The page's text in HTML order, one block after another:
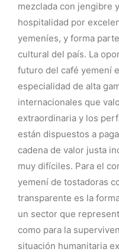
mezclada con jengibre
hospitalidad por
yemeníes, y forma
cultural del país. La
futuro del café yemení
especialidad de alta
internacionales que
extraordinaria y los
están dispuestos a
cadena de valor justa
muy difíciles. Para el
yemení de tostadoras
transparente es la
un sector que
como para la
situación humanitaria